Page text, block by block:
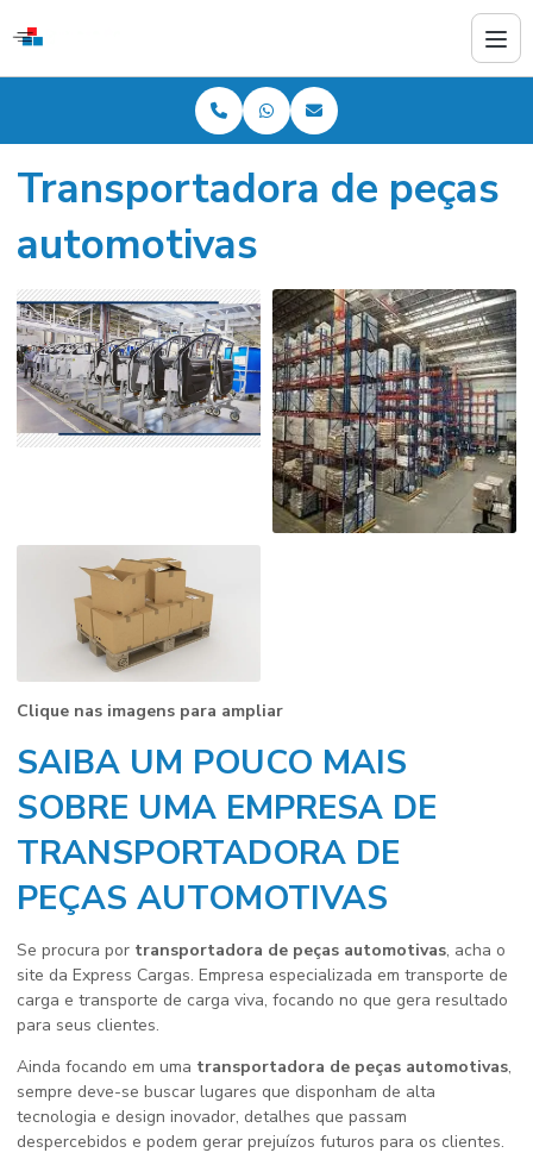
Transportadora de peças
automotivas
Clique nas imagens para ampliar
SAIBA UM POUCO MAIS
SOBRE UMA EMPRESA DE
TRANSPORTADORA DE
PEÇAS AUTOMOTIVAS
Se procura por transportadora de peças automotivas, acha o
site da Express Cargas. Empresa especializada em transporte de
carga e transporte de carga viva, focando no que gera resultado
para seus clientes.
Ainda focando em uma transportadora de peças automotivas,
sempre deve-se buscar lugares que disponham de alta
tecnologia e design inovador, detalhes que passam
despercebidos e podem gerar prejuízos futuros para os clientes.